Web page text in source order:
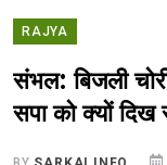
RAJYA
संभल: बिजली
सपा को क्यों दिख